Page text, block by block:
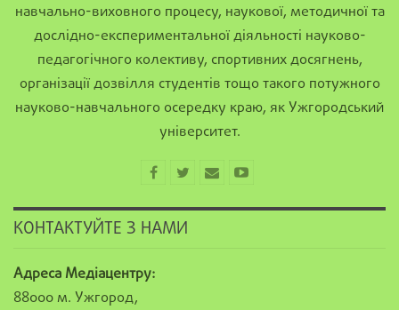
навчально-виховного процесу, наукової, методичної та
дослідно-експериментальної діяльності науково-
педагогічного колективу, спортивних досягнень,
організації дозвілля студентів тощо такого потужного
науково-навчального осередку краю, як Ужгородський
університет.
КОНТАКТУЙТЕ З НАМИ
Адреса Медіацентру:
88000 м. Ужгород,